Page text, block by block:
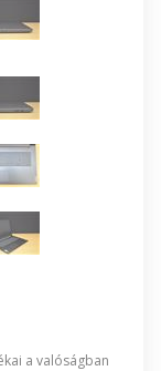
a valóságban